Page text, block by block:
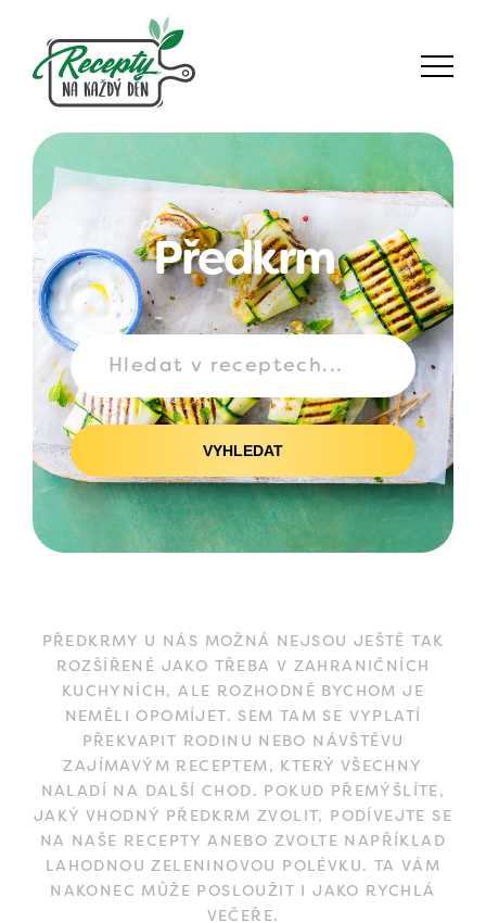
Předkrm
VYHLEDAT
PŘEDKRMY U NÁS MOŽNÁ NEJSOU JEŠTĚ TAK
ROZŠÍŘENÉ JAKO TŘEBA V ZAHRANIČNÍCH
KUCHYNÍCH, ALE ROZHODNĚ BYCHOM JE
NEMĚLI OPOMÍJET. SEM TAM SE VYPLATÍ
PŘEKVAPIT RODINU NEBO NÁVŠTĚVU
ZAJÍMAVÝM RECEPTEM, KTERÝ VŠECHNY
NALADÍ NA DALŠÍ CHOD. POKUD PŘEMÝŠLÍTE,
JAKÝ VHODNÝ PŘEDKRM ZVOLIT, PODÍVEJTE SE
NA NAŠE RECEPTY ANEBO ZVOLTE NAPŘÍKLAD
LAHODNOU ZELENINOVOU POLÉVKU. TA VÁM
NAKONEC MŮŽE POSLOUŽIT I JAKO RYCHLÁ
VEČEŘE.